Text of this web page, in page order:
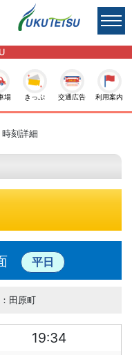
場 きっぷ 交通広告 利用案内
時刻詳細
平日
田原町
19:34